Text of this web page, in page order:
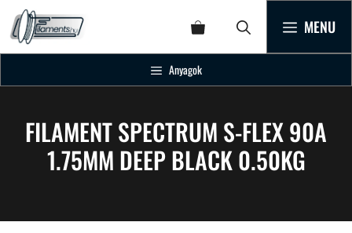
MENU
Anyagok
FILAMENT SPECTRUM S-FLEX 90A
1.75MM DEEP BLACK 0.50KG